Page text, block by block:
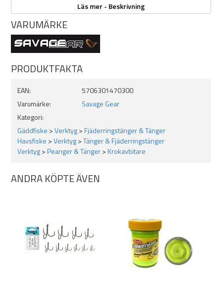
Levereras med praktisk förvaringspouch för säker och smidig
transport i fiskeväskan eller båten. Ett oumbärligt verktyg för
seriösa sportfiskare.
Specifikationer:
Längd: 21 cm
Material: Kraftig metallkonstruktion
Anpassad för 3X-krokar
Justerbar käft
Ergonomiskt grepp
Läs mer - Beskrivning
VARUMÄRKE
PRODUKTFAKTA
EAN:
5706301470300
Varumärke:
Savage Gear
Kategori:
Gäddfiske >Verktyg>Fjäderringstänger & Tänger
Havsfiske >Verktyg>Tänger & Fjäderringstänger
Verktyg>Peanger & Tänger>Krokavbitare
ANDRA KÖPTE ÄVEN